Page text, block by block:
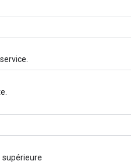
supérieure